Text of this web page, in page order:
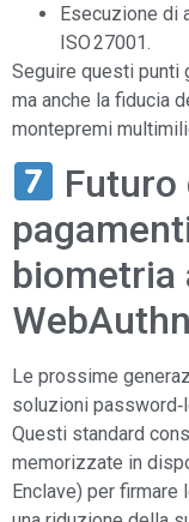
Esecuzione di
ISO 27001.
Seguire questi punti
ma anche la fiducia
montepremi
Futuro
biometria
Le prossime
soluzioni
Questi standard
memorizzate in
Enclave) per